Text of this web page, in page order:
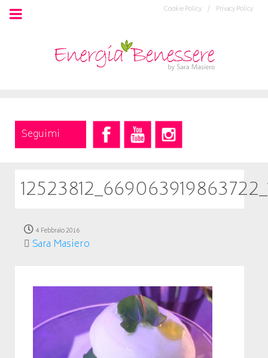
Privacy Policy
Cookie Policy /
Seguimi
4 Febbraio 2016
Sara Masiero